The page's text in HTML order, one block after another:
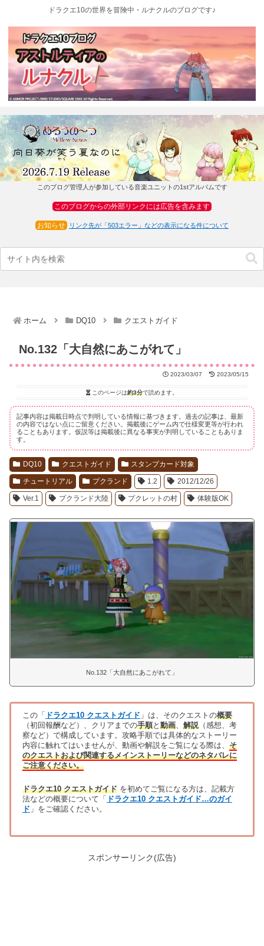
ドラクエ10の世界を冒険中・ルナクルのブログです♪
このブログ管理人が参加している音楽ユニットの1stアルバムです
このブログからの外部リンクには広告を含みます
お知らせ リンク先が「503エラー」などの表示になる件について
ホーム DQ10 クエストガイド
No.132「大自然にあこがれて」
2023/03/07 2023/05/15
このページは約3分で読めます。
記事内容は掲載日時点で判明している情報に基づきます。過去の記事は、最新
の内容ではない点にご留意ください。掲載後にゲーム内で仕様変更等が行われ
ることもあります。仮説等は掲載後に異なる事実が判明していることもありま
す。
DQ10 クエストガイド スタンプカード対象
チュートリアル プクランド 1.2 2012/12/26
Ver.1 プクランド大陸 プクレットの村 体験版OK
No.132「大自然にあこがれて」
この「 ドラクエ10 クエストガイド 」は、そのクエストの概要
（初回報酬など）、クリアまでの手順と 動画、 解説（感想、考
察など）で構成しています。攻略手順では具体的なストーリー
内容に触れてはいませんが、動画や解説をご覧になる際は、 そ
のクエストおよび関連するメインストーリーなどのネタバレに
ご注意ください。
ドラクエ10 クエストガイドを初めてご覧になる方は、記載方
法などの概要について「
ドラクエ10 クエストガイド…のガイ
ド 」をご確認ください。
スポンサーリンク(広告)